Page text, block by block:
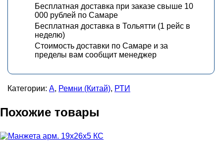
Бесплатная доставка при заказе свыше 10
000 рублей по Самаре
Бесплатная доставка в Тольятти (1 рейс в
неделю)
Стоимость доставки по Самаре и за
пределы вам сообщит менеджер
Категории: А, Ремни (Китай), РТИ
Похожие товары